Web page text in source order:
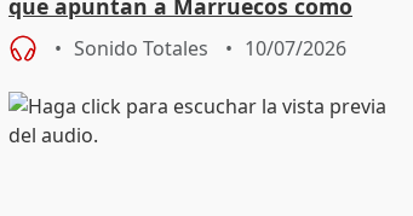
que apuntan a Marruecos como
sede del final de Mundial 2030
Sonido Totales 10/07/2026